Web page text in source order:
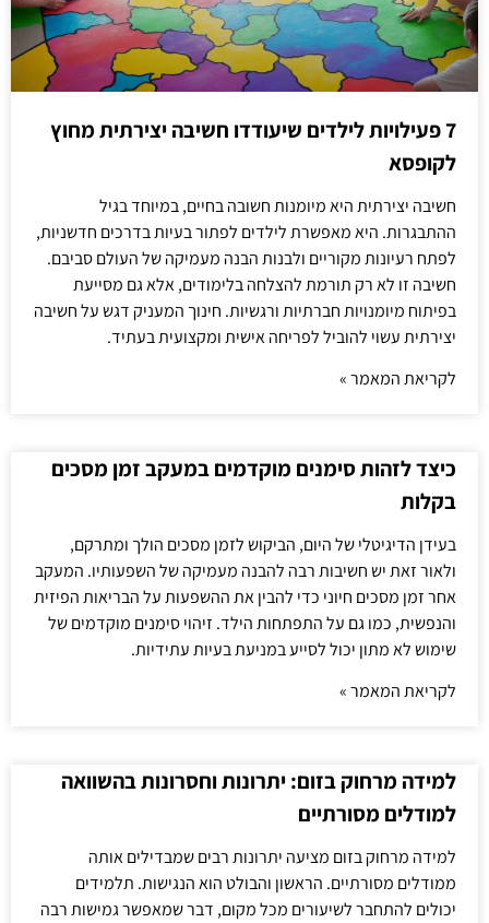
7 פעילויות לילדים שיעודדו חשיבה יצירתית מחוץ
לקופסא
חשיבה יצירתית היא מיומנות חשובה בחיים, במיוחד בגיל
ההתבגרות. היא מאפשרת לילדים לפתור בעיות בדרכים חדשניות,
לפתח רעיונות מקוריים ולבנות הבנה מעמיקה של העולם סביבם.
חשיבה זו לא רק תורמת להצלחה בלימודים, אלא גם מסייעת
בפיתוח מיומנויות חברתיות ורגשיות. חינוך המעניק דגש על חשיבה
יצירתית עשוי להוביל לפריחה אישית ומקצועית בעתיד.
לקריאת המאמר »
כיצד לזהות סימנים מוקדמים במעקב זמן מסכים
בקלות
בעידן הדיגיטלי של היום, הביקוש לזמן מסכים הולך ומתרקם,
ולאור זאת יש חשיבות רבה להבנה מעמיקה של השפעותיו. המעקב
אחר זמן מסכים חיוני כדי להבין את ההשפעות על הבריאות הפיזית
והנפשית, כמו גם על התפתחות הילד. זיהוי סימנים מוקדמים של
שימוש לא מתון יכול לסייע במניעת בעיות עתידיות.
לקריאת המאמר »
למידה מרחוק בזום: יתרונות וחסרונות בהשוואה
למודלים מסורתיים
למידה מרחוק בזום מציעה יתרונות רבים שמבדילים אותה
ממודלים מסורתיים. הראשון והבולט הוא הנגישות. תלמידים
יכולים להתחבר לשיעורים מכל מקום, דבר שמאפשר גמישות רבה